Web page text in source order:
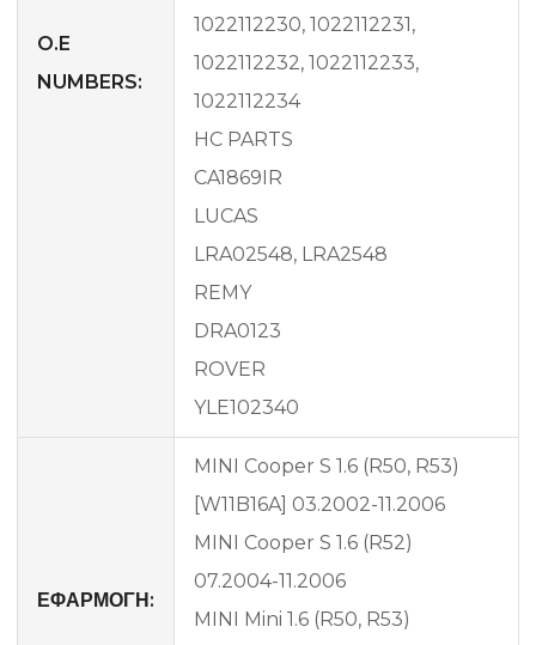
O.E
NUMBERS:
1022112230, 1022112231,
1022112232, 1022112233,
1022112234
HC PARTS
CA1869IR
LUCAS
LRA02548, LRA2548
REMY
DRA0123
ROVER
YLE102340
ΕΦΑΡΜΟΓΗ:
MINI Cooper S 1.6 (R50, R53)
[W11B16A] 03.2002-11.2006
MINI Cooper S 1.6 (R52)
07.2004-11.2006
MINI Mini 1.6 (R50, R53)